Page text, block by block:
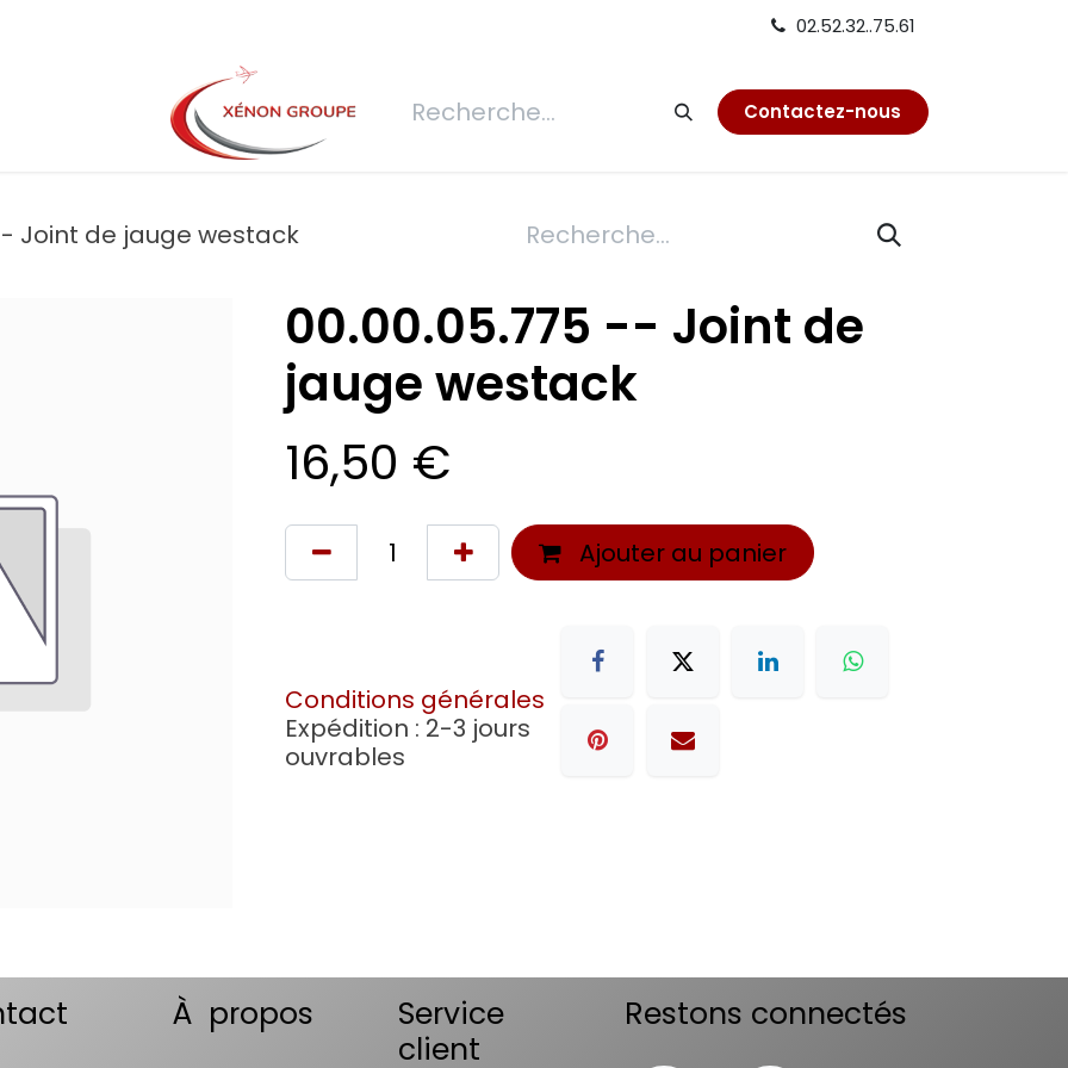
02.52.32..75.61
Demande de devis Connexion Réfection Contactez-nous
Joint de jauge westack
00.00.05.775 -- Joint de
jauge westack
16,50 €
Ajouter au panier
Conditions générales
Expédition : 2-3 jours
ouvrables
À propos
Service
client
Restons connectés